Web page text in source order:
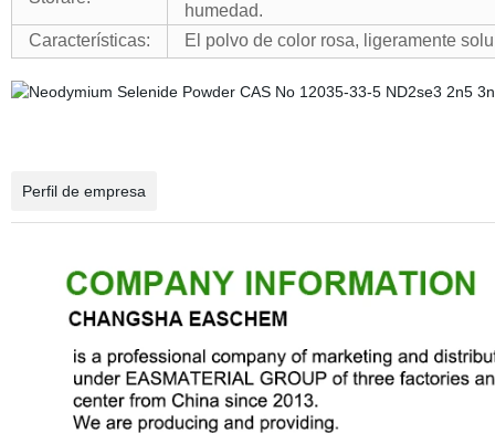
humedad.
Características:
El polvo de color rosa, ligeramente
Perfil de empresa